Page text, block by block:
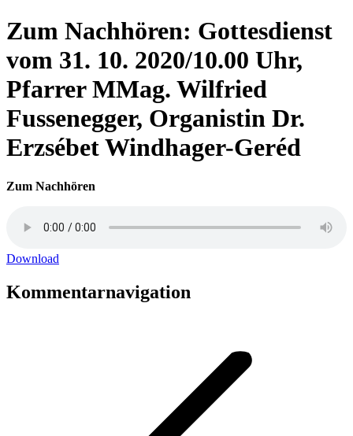
Zum Nachhören: Gottesdienst
vom 31. 10. 2020/10.00 Uhr,
Pfarrer MMag. Wilfried
Fussenegger, Organistin Dr.
Erzsébet Windhager-Geréd
Zum Nachhören
Download
Kommentarnavigation